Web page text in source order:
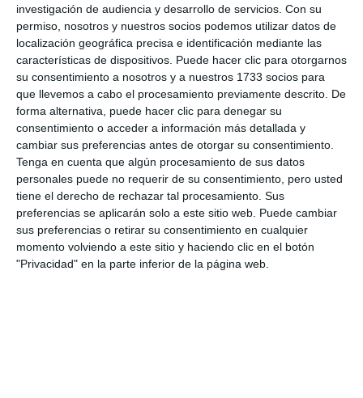
investigación de audiencia y desarrollo de servicios. Con su
permiso, nosotros y nuestros socios podemos utilizar datos de
localización geográfica precisa e identificación mediante las
características de dispositivos. Puede hacer clic para otorgarnos
su consentimiento a nosotros y a nuestros 1733 socios para
que llevemos a cabo el procesamiento previamente descrito. De
forma alternativa, puede hacer clic para denegar su
consentimiento o acceder a información más detallada y
cambiar sus preferencias antes de otorgar su consentimiento.
Tenga en cuenta que algún procesamiento de sus datos
personales puede no requerir de su consentimiento, pero usted
tiene el derecho de rechazar tal procesamiento. Sus
preferencias se aplicarán solo a este sitio web. Puede cambiar
sus preferencias o retirar su consentimiento en cualquier
momento volviendo a este sitio y haciendo clic en el botón
"Privacidad" en la parte inferior de la página web.
La Zambra y Chaparral Golf
Club promocionarán
conjuntamente su oferta de
hotel y golf
ACTUALIDAD
El golf más solidario de la Fundación VA en el
Chaparral Golf Club
ACTUALIDAD